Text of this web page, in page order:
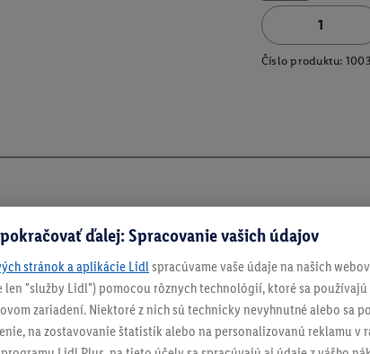
Číslo produktu:
ďalej: Spracovanie vašich údajov
stránok a aplikácie Lidl spracúvame vaše údaje na našich
"služby Lidl") pomocou rôznych technológií, ktoré sa
zariadení. Niektoré z nich sú technicky nevyhnutné alebo sa
na zostavovanie štatistík alebo na personalizovanú reklamu v